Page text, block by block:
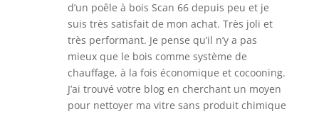
d’un poêle à bois Scan 66 depuis peu et je
suis très satisfait de mon achat. Très joli et
très performant. Je pense qu’il n’y a pas
mieux que le bois comme système de
chauffage, à la fois économique et cocooning.
J’ai trouvé votre blog en cherchant un moyen
pour nettoyer ma vitre sans produit chimique